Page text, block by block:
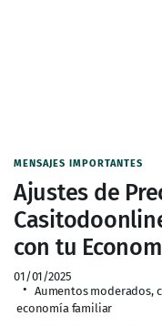
MENSAJES IMPORTANTES
Ajustes de
con tu
01/01/2025
Aumentos moderados,
economía familiar